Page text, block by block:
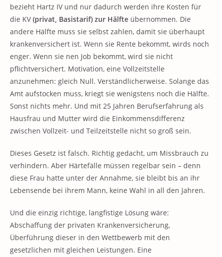
bezieht Hartz IV und nur dadurch werden ihre Kosten für
die KV(privat, Basistarif) zur Hälfte übernommen. Die
andere Hälfte muss sie selbst zahlen, damit sie überhaupt
krankenversichert ist. Wenn sie Rente bekommt, wirds noch
enger. Wenn sie nen Job bekommt, wird sie nicht
pflichtversichert. Motivation, eine Vollzeitstelle
anzunehmen: gleich Null. Verständlicherweise. Solange das
Amt aufstocken muss, kriegt sie wenigstens noch die Hälfte.
Sonst nichts mehr. Und mit 25 Jahren Berufserfahrung als
Hausfrau und Mutter wird die Einkommensdifferenz
zwischen Vollzeit- und Teilzeitstelle nicht so groß sein.
Dieses Gesetz ist falsch. Richtig gedacht, um Missbrauch zu
verhindern. Aber Härtefälle müssen regelbar sein – denn
diese Frau hatte unter der Annahme, sie bleibt bis an ihr
Lebensende bei ihrem Mann, keine Wahl in all den Jahren.
Und die einzig richtige, langfistige Lösung wäre:
Abschaffung der privaten Krankenversicherung,
Überführung dieser in den Wettbewerb mit den
gesetzlichen mit gleichen Leistungen. Eine